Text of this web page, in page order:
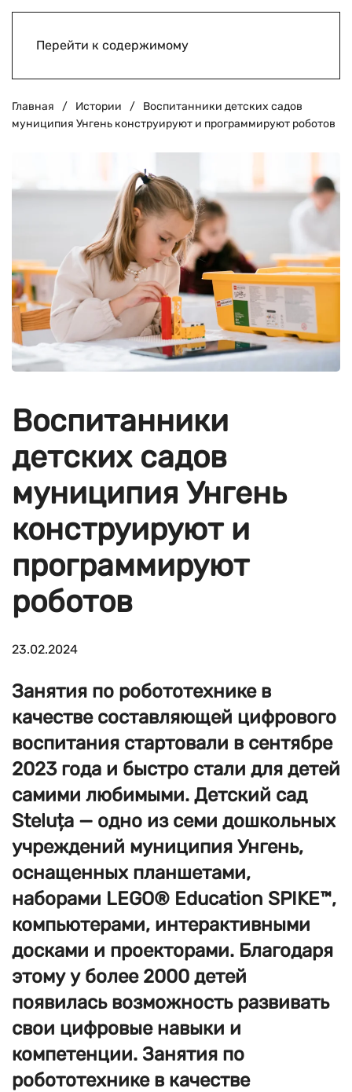
Перейти к содержимому
Главная Истории
Воспитанники детских садов
муниципия Унгень конструируют и программируют роботов
Воспитанники
детских садов
муниципия Унгень
конструируют и
программируют
роботов
23.02.2024
Занятия по робототехнике в
качестве составляющей цифрового
воспитания стартовали в сентябре
2023 года и быстро стали для детей
самими любимыми. Детский сад
Steluța — одно из семи дошкольных
учреждений муниципия Унгень,
оснащенных планшетами,
наборами LEGO® Education SPIKE™,
компьютерами, интерактивными
досками и проекторами. Благодаря
этому у более 2000 детей
появилась возможность развивать
свои цифровые навыки и
компетенции. Занятия по
робототехнике в качестве